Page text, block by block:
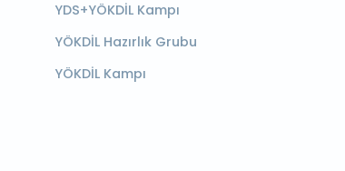
YDS+YÖKDİL Kampı
YÖKDİL Hazırlık Grubu
YÖKDİL Kampı